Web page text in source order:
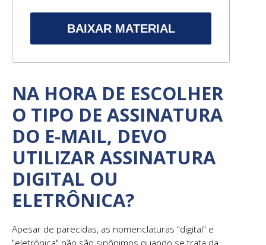
BAIXAR MATERIAL
NA HORA DE ESCOLHER
O TIPO DE ASSINATURA
DO E-MAIL, DEVO
UTILIZAR ASSINATURA
DIGITAL OU
ELETRÔNICA?
Apesar de parecidas, as nomenclaturas "digital" e